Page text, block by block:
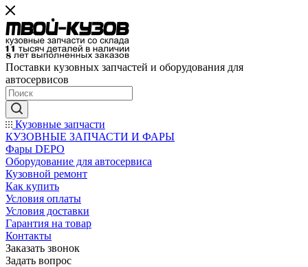
Поставки кузовных запчастей и оборудования для
автосервисов
Кузовные запчасти
КУЗОВНЫЕ ЗАПЧАСТИ И ФАРЫ
Фары DEPO
Оборудование для автосервиса
Кузовной ремонт
Как купить
Условия оплаты
Условия доставки
Гарантия на товар
Контакты
Заказать звонок
Задать вопрос